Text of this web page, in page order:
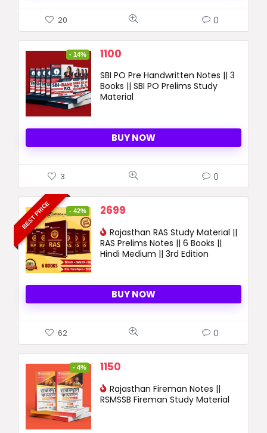
20 0
- 14%
Original
was:
1280 ₹.
1100
is:
1100 ₹.
SBI PO Pre Handwritten Notes || 3
Books || SBI PO Prelims Study
Material
BUY NOW
3 0
BEST PRICE - 42%
Original
was:
4664 ₹.
2699
is:
2699 ₹.
Rajasthan RAS Study Material ||
RAS Prelims Notes || 6 Books ||
Hindi Medium || 3rd Edition
BUY NOW
62 0
- 4%
Original
was:
1200 ₹.
1150
is:
1150 ₹.
Rajasthan Fireman Notes ||
RSMSSB Fireman Study Material